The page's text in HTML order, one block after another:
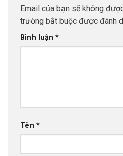
Email của bạn sẽ không
trường bắt buộc được đánh
Bình luận *
Tên *